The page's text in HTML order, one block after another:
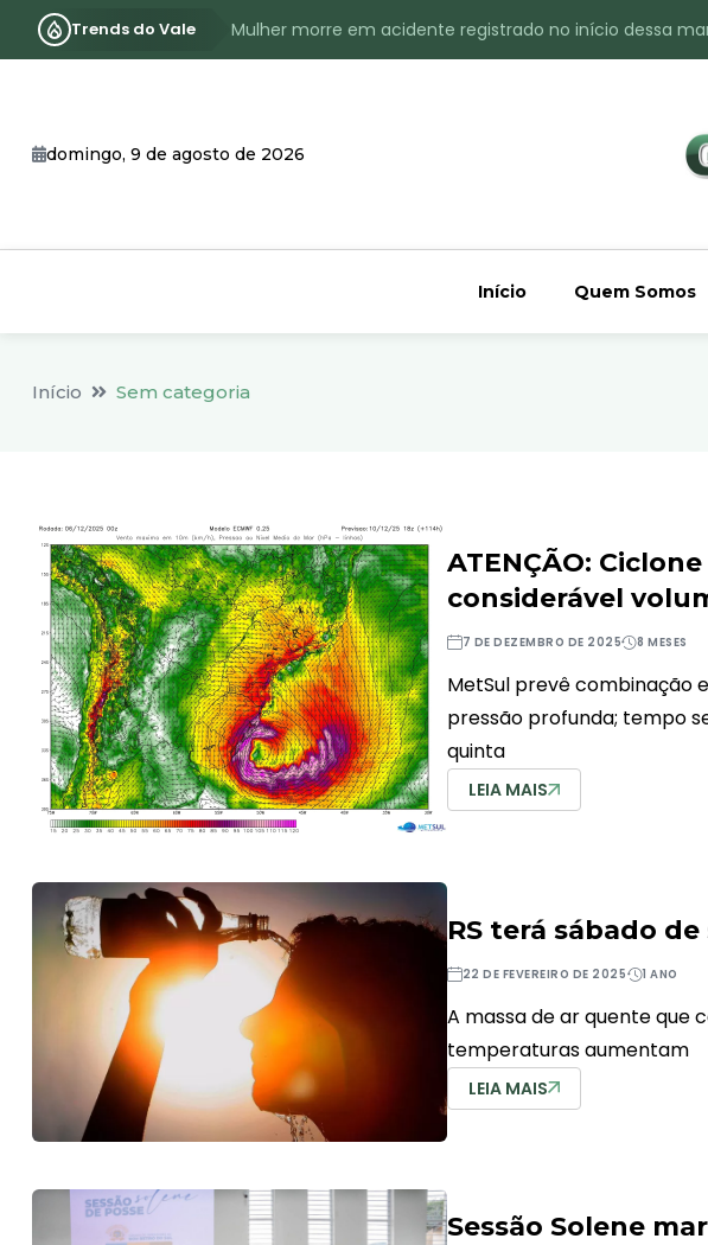
Trends do Vale
Mulher morre em acidente registrado no início dessa
Identificado o jovem assassinado no interior de Bom
domingo, 9 de agosto de 2026
Início Quem Somos
Início Sem categoria
ATENÇÃO:
considerável
7 DE DEZEMBRO DE 2025 8 MESES
MetSul prevê combinação
pressão profunda; tempo
quinta
LEIA MAIS
RS terá sábado
22 DE FEVEREIRO DE 2025 1 ANO
A massa de ar quente que
temperaturas aumentam
LEIA MAIS
Sessão Solene